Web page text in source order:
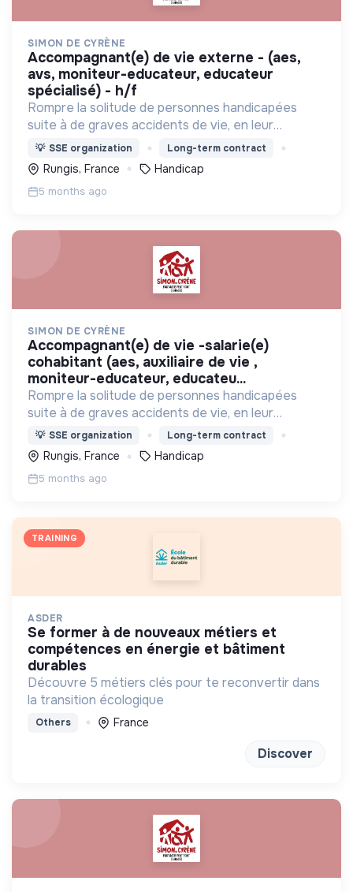
SIMON DE CYRÈNE
accompagnant(e) de vie externe - (aes,
avs, moniteur-educateur, educateur
spécialisé) - h/f
Rompre la solitude de personnes handicapées
suite à de graves accidents de vie, en leur
proposant de vivre ensemble avec des valides
dans des maisons partagées, et s'intégrer dans la
vie du quartier.
💡 SSE organization Long-term contract
Rungis, France Handicap
5 months ago
SIMON DE CYRÈNE
accompagnant(e) de vie -salarie(e)
cohabitant (aes, auxiliaire de vie ,
moniteur-educateur, educateu...
Rompre la solitude de personnes handicapées
suite à de graves accidents de vie, en leur
proposant de vivre ensemble avec des valides
dans des maisons partagées, et s'intégrer dans la
vie du quartier.
💡 SSE organization Long-term contract
Rungis, France Handicap
5 months ago
TRAINING
ASDER
se former à de nouveaux métiers et
compétences en énergie et bâtiment
durables
Découvre 5 métiers clés pour te reconvertir dans
la transition écologique
Others France
Discover